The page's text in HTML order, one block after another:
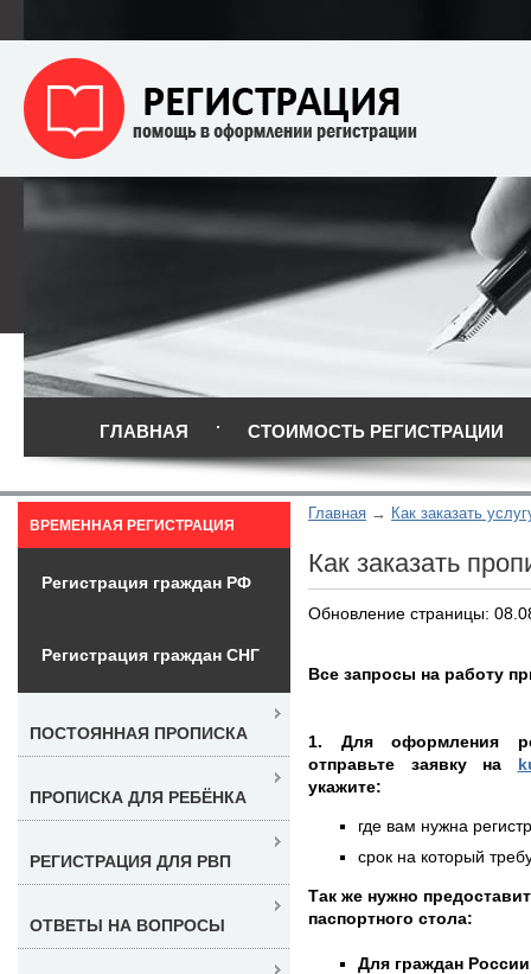
ГЛАВНАЯ СТОИМОСТЬ РЕГИСТРАЦИИ
Главная Как заказать
Как заказать
Обновление страницы:
Все запросы на работу
1. Для оформления
отправьте заявку на
укажите:
где вам нужна
срок на который
Так же нужно
паспортного стола:
Для граждан
ВРЕМЕННАЯ РЕГИСТРАЦИЯ
Регистрация граждан РФ
Регистрация граждан СНГ
ПОСТОЯННАЯ ПРОПИСКА
ПРОПИСКА ДЛЯ РЕБЁНКА
РЕГИСТРАЦИЯ ДЛЯ РВП
ОТВЕТЫ НА ВОПРОСЫ